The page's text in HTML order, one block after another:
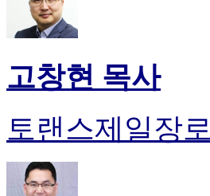
고창현 목사
토랜스제일장